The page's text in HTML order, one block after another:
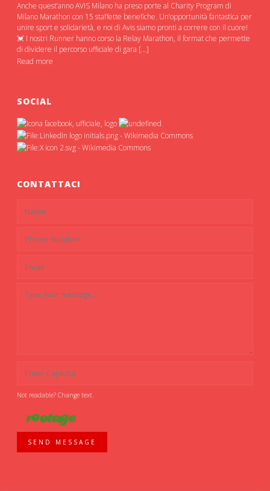
Anche quest’anno AVIS Milano ha preso porte al Charity Program di
Milano Marathon con 15 staffette benefiche. Un’opportunità fantastica per
unire sport e solidarietà, e noi di Avis siamo pronti a correre con il cuore!
💓 I nostri Runner hanno corso la Relay Marathon, il format che permette
di dividere il percorso ufficiale di gara […]
Read more
SOCIAL
CONTATTACI
Not readable? Change text.
SEND MESSAGE